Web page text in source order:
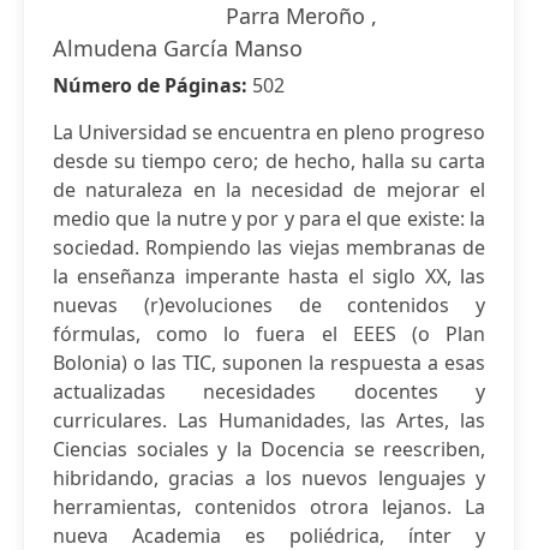
Parra Meroño ,
Almudena García Manso
Número de Páginas: 502
La Universidad se encuentra en pleno progreso
desde su tiempo cero; de hecho, halla su carta
de naturaleza en la necesidad de mejorar el
medio que la nutre y por y para el que existe: la
sociedad. Rompiendo las viejas membranas de
la enseñanza imperante hasta el siglo XX, las
nuevas (r)evoluciones de contenidos y
fórmulas, como lo fuera el EEES (o Plan
Bolonia) o las TIC, suponen la respuesta a esas
actualizadas necesidades docentes y
curriculares. Las Humanidades, las Artes, las
Ciencias sociales y la Docencia se reescriben,
hibridando, gracias a los nuevos lenguajes y
herramientas, contenidos otrora lejanos. La
nueva Academia es poliédrica, ínter y